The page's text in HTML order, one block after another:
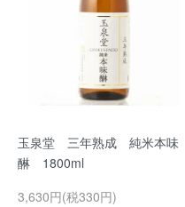
玉泉堂 三年熟成 純米本味
醂 1800ml
3,630円(税330円)